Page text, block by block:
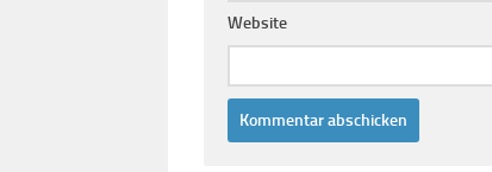
Website